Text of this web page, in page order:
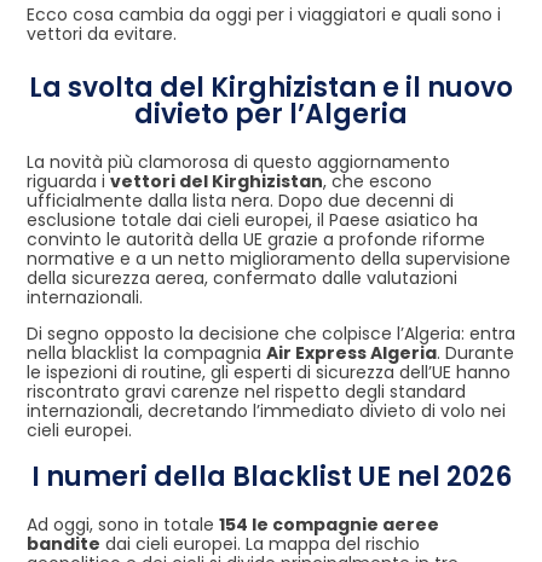
Ecco cosa cambia da oggi per i viaggiatori e quali sono i
vettori da evitare.
La svolta del Kirghizistan e il nuovo
divieto per l’Algeria
La novità più clamorosa di questo aggiornamento
riguarda ivettori del Kirghizistan, che escono
ufficialmente dalla lista nera. Dopo due decenni di
esclusione totale dai cieli europei, il Paese asiatico ha
convinto le autorità della UE grazie a profonde riforme
normative e a un netto miglioramento della supervisione
della sicurezza aerea, confermato dalle valutazioni
internazionali.
Di segno opposto la decisione che colpisce l’Algeria: entra
nella blacklist la compagnia Air Express Algeria. Durante
le ispezioni di routine, gli esperti di sicurezza dell’UE hanno
riscontrato gravi carenze nel rispetto degli standard
internazionali, decretando l’immediato divieto di volo nei
cieli europei.
I numeri della Blacklist UE nel 2026
Ad oggi, sono in totale 154 le compagnie aeree
bandite dai cieli europei. La mappa del rischio